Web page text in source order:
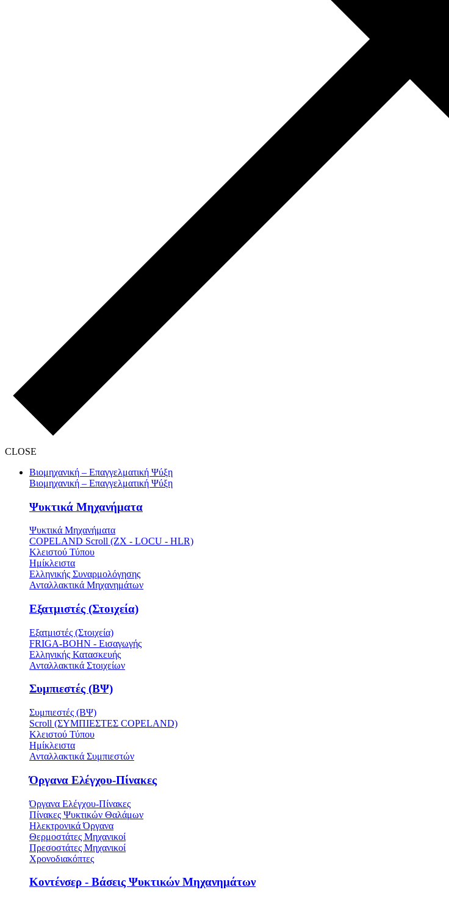
CLOSE
Βιομηχανική – Επαγγελματική Ψύξη
Βιομηχανική – Επαγγελματική Ψύξη
Ψυκτικά Μηχανήματα
Ψυκτικά Μηχανήματα
COPELAND Scroll (ZX - LOCU - HLR)
Κλειστού Τύπου
Ημίκλειστα
Ελληνικής Συναρμολόγησης
Ανταλλακτικά Μηχανημάτων
Εξατμιστές (Στοιχεία)
Εξατμιστές (Στοιχεία)
FRIGA-BOHN - Εισαγωγής
Ελληνικής Κατασκευής
Ανταλλακτικά Στοιχείων
Συμπιεστές (ΒΨ)
Συμπιεστές (ΒΨ)
Scroll (ΣΥΜΠΙΕΣΤΕΣ COPELAND)
Κλειστού Τύπου
Ημίκλειστα
Ανταλλακτικά Συμπιεστών
Όργανα Ελέγχου-Πίνακες
Όργανα Ελέγχου-Πίνακες
Πίνακες Ψυκτικών Θαλάμων
Ηλεκτρονικά Όργανα
Θερμοστάτες Μηχανικοί
Πρεσοστάτες Μηχανικοί
Χρονοδιακόπτες
Κοντένσερ - Βάσεις Ψυκτικών Μηχανημάτων